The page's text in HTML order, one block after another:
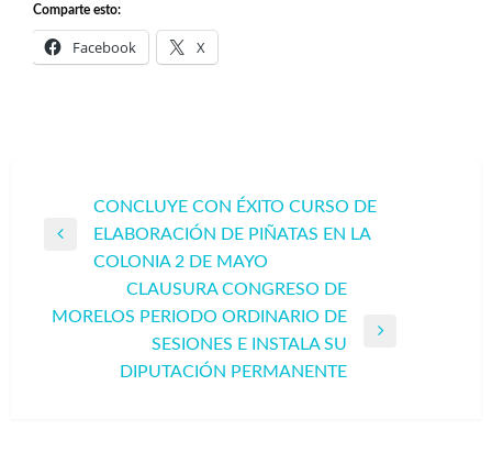
Comparte esto:
Facebook X
Navegación
de
entradas
CONCLUYE CON ÉXITO CURSO DE
ELABORACIÓN DE PIÑATAS EN LA
COLONIA 2 DE MAYO
CLAUSURA CONGRESO DE
MORELOS PERIODO ORDINARIO DE
SESIONES E INSTALA SU
DIPUTACIÓN PERMANENTE